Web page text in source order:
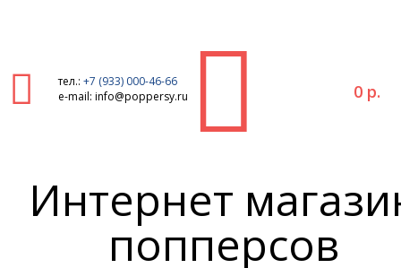
Интернет
попперсов
тел.: +7 (933) 000-46-66
e-mail: info@poppersy.ru
0 р.